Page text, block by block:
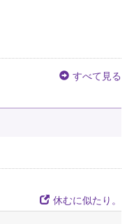
すべて見る
休むに似たり。